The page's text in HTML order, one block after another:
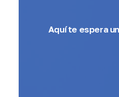
Aquí te espera